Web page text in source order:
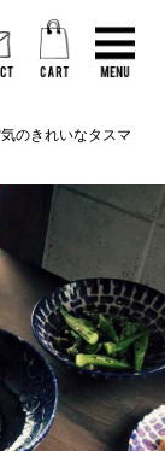
のきれいなタスマ